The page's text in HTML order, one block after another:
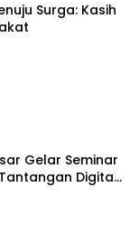
Surga: Kasih
Gelar Seminar
Digital